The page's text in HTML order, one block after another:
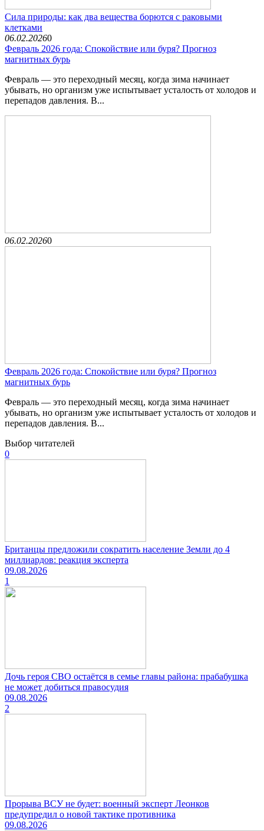
Сила природы: как два вещества борются с раковыми
клетками
06.02.20260
Февраль 2026 года: Спокойствие или буря? Прогноз
магнитных бурь
Февраль — это переходный месяц, когда зима начинает
убывать, но организм уже испытывает усталость от холодов и
перепадов давления. В...
06.02.20260
Февраль 2026 года: Спокойствие или буря? Прогноз
магнитных бурь
Февраль — это переходный месяц, когда зима начинает
убывать, но организм уже испытывает усталость от холодов и
перепадов давления. В...
Выбор читателей
0
Британцы предложили сократить население Земли до 4
миллиардов: реакция эксперта
09.08.2026
1
Дочь героя СВО остаётся в семье главы района: прабабушка
не может добиться правосудия
09.08.2026
2
Прорыва ВСУ не будет: военный эксперт Леонков
предупредил о новой тактике противника
09.08.2026